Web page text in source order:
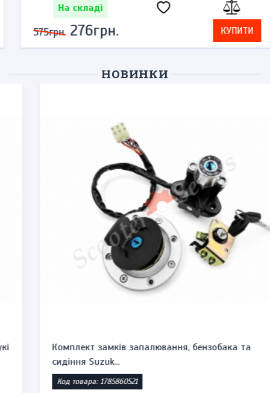
На складі
575грн. 276грн. КУПИТИ
НОВИНКИ
Комплект замків запалювання, бензобака та
сидіння Suzuk...
Код товара: 1785860521